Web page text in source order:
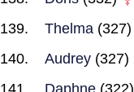
Thelma (327)
Audrey (327)
Daphne (322)